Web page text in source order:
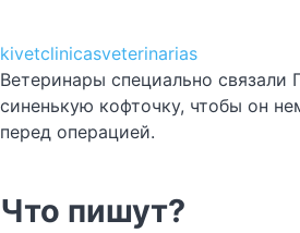
kivetclinicasveterinarias
Ветеринары специально связали
синенькую кофточку, чтобы он
перед операцией.
Что пишут?